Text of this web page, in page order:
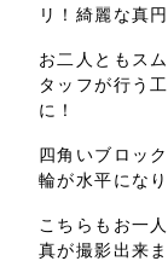
リ！綺麗な真
お二人ともス
タッフが行う
に！
四角いブロッ
輪が水平になり
こちらもお一
真が撮影出来